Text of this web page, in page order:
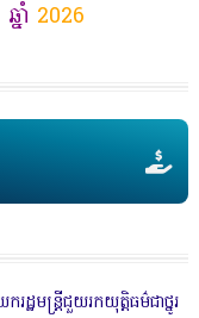
ឆ្នាំ 2026
ឋមន្ត្រីជួយរកយុត្តិធម៌ជាថ្នូរ